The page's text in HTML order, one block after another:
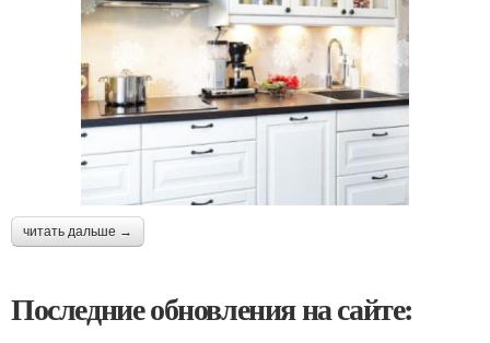
читать дальше →
Последние обновления на сайте: